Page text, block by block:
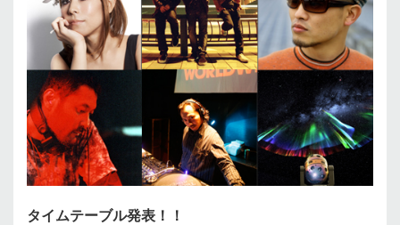
タイムテーブル発表！！